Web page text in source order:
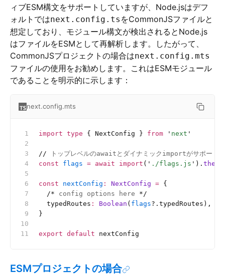
ィブESM構文をサポートしていますが、Node.jsはデフ
ォルトではnext.config.ts をCommonJSファイルと
想定しており、モジュール構文が検出されるとNode.js
はファイルをESMとして再解析します。したがって、
CommonJSプロジェクトの場合はnext.config.mts
ファイルの使用をお勧めします。これはESMモジュール
であることを明示的に示します：
next.config.mts
import type { NextConfig } from ' next '
// トップレベルのawaitとダイナミックimportがサポート
const flags = await import ( ' ./flags.js ' ). then
const nextConfig : NextConfig = {
  /*
config options here */
  typedRoutes
: Boolean ( flags?.typedRoutes),
}
export default nextConfig
ESMプロジェクトの場合